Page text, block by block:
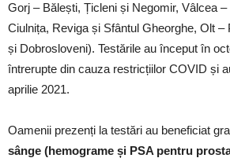
Gorj – Bălești, Țicleni și Negomir, Vâlcea
Ciulnița, Reviga și Sfântul Gheorghe, Olt
și Dobrosloveni). Testările au început în
întrerupte din cauza restricțiilor COVID și
aprilie 2021.
Oamenii prezenți la testări au beneficiat
sânge (hemograme și PSA pentru